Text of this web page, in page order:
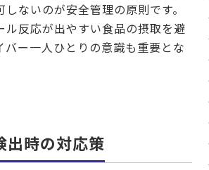
ないのが安全管理の原則です。
ル反応が出やすい食品の摂取を避
バー一人ひとりの意識も重要とな
出時の対応策